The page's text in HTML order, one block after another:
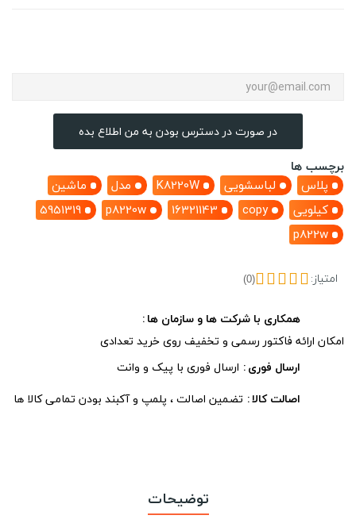
در صورت در دسترس بودن به من اطلاع بده
برچسب ها
پلاس
لباسشویی K8220W مدل
ماشین
کیلویی
copy
16321143
p8220w
5951319
p822w
امتیاز: (0)
همکاری با شرکت ها و سازمان ها
امکان ارائه فاکتور رسمی و تخفیف روی خرید تعدادی
ارسال فوری ارسال فوری با پیک و وانت
اصالت کالا تضمین اصالت ، پلمپ و آکبند بودن تمامی کالا ها
توضیحات